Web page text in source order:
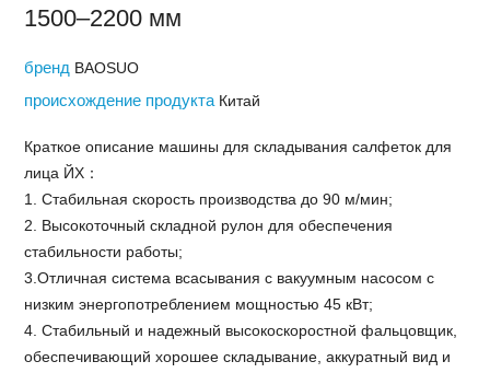
1500–2200 мм
бренд BAOSUO
происхождение продукта Китай
Краткое описание машины для складывания салфеток для
лица ЙХ：
1. Стабильная скорость производства до 90 м/мин;
2. Высокоточный складной рулон для обеспечения
стабильности работы;
3.Отличная система всасывания с вакуумным насосом с
низким энергопотреблением мощностью 45 кВт;
4. Стабильный и надежный высокоскоростной фальцовщик,
обеспечивающий хорошее складывание, аккуратный вид и